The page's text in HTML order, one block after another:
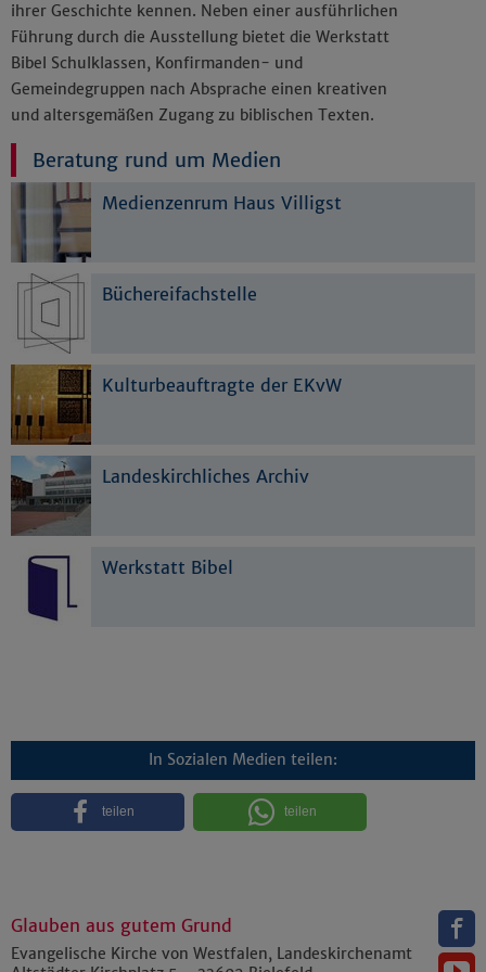
ihrer Geschichte kennen. Neben einer ausführlichen
Führung durch die Ausstellung bietet die Werkstatt
Bibel Schulklassen, Konfirmanden- und
Gemeindegruppen nach Absprache einen kreativen
und altersgemäßen Zugang zu biblischen Texten.
Beratung rund um Medien
Medienzenrum Haus Villigst
Büchereifachstelle
Kulturbeauftragte der EKvW
Landeskirchliches Archiv
Werkstatt Bibel
In Sozialen Medien teilen:
teilen teilen
Glauben aus gutem Grund
Evangelische Kirche von Westfalen, Landeskirchenamt